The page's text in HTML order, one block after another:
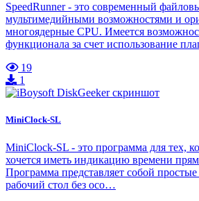
SpeedRunner - это современный
мультимедийными возможностями и
многоядерные CPU. Имеется
функционала за счет использование
19
1
MiniClock-SL
MiniClock-SL - это программа для тех,
хочется иметь индикацию времени
Программа представляет собой
рабочий стол без осо…